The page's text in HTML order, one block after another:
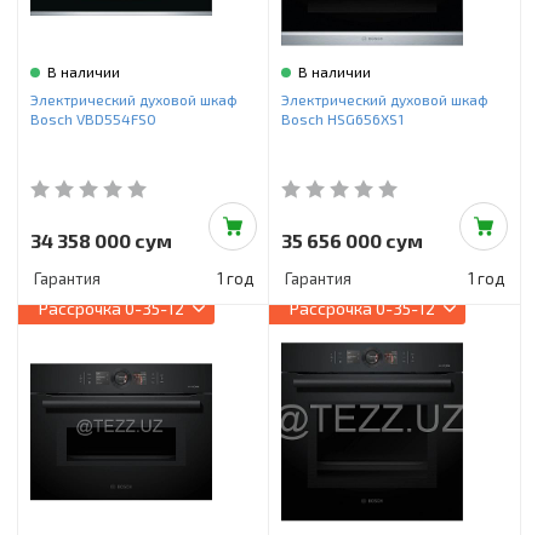
Инструменты и техника
Красота и здоровье
В наличии
Электрический духовой шкаф
Bosch VBD554FS0
34 358 000 сум
Гарантия 1 год
В наличии
Электрический духовой шкаф
Bosch HSG656XS1
35 656 000 сум
Гарантия 1 год
Рассрочка0-35-12 Рассрочка0-35-12